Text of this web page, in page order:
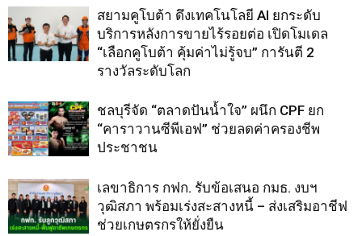
สยามคูโบต้า ดึงเทคโนโลยี AI ยกระดับ
บริการหลังการขายไร้รอยต่อ เปิดโมเดล
“เลือกคูโบต้า คุ้มค่าไม่รู้จบ” การันตี 2
รางวัลระดับโลก
ชลบุรีจัด “ตลาดปันน้ำใจ” ผนึก CPF ยก
“คาราวานซีพีเอฟ” ช่วยลดค่าครองชีพ
ประชาชน
เลขาธิการ กฟก. รับข้อเสนอ กมธ. งบฯ
วุฒิสภา พร้อมเร่งสะสางหนี้ – ส่งเสริมอาชีฟ
ช่วยเกษตรกรให้ยั่งยืน